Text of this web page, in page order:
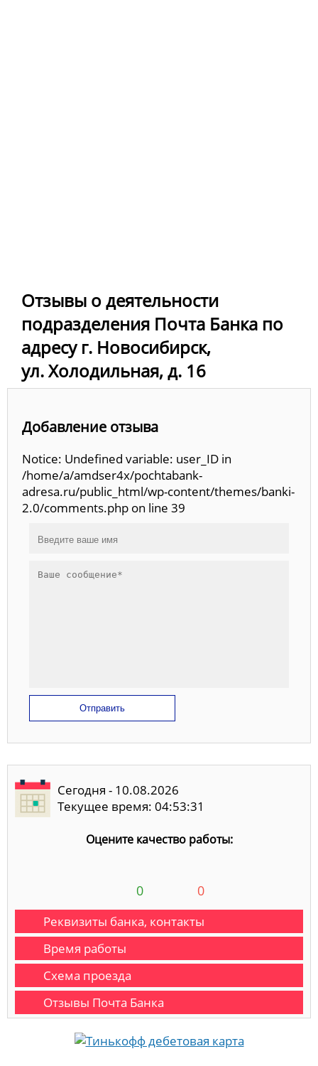
Отзывы о деятельности
подразделения Почта Банка по
адресу г. Новосибирск,
ул. Холодильная, д. 16
Добавление отзыва
Notice: Undefined variable: user_ID in
/home/a/amdser4x/pochtabank-
adresa.ru/public_html/wp-content/themes/banki-
2.0/comments.php on line 39
Отправить
Сегодня - 10.08.2026
Текущее время: 04:53:32
Оцените качество работы:
0 0
Реквизиты банка, контакты
Время работы
Схема проезда
Отзывы Почта Банка